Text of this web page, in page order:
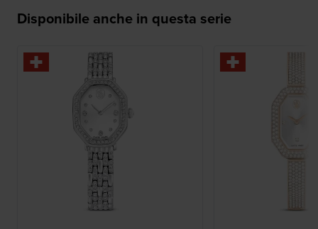
Disponibile anche in questa serie